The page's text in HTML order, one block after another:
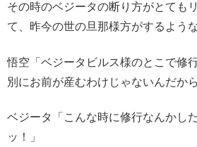
その時のベジータの断り方がとても
て、昨今の世の旦那様方がするよう
悟空「ベジータビルス様のとこで修
別にお前が産むわけじゃないんだから
ベジータ「こんな時に修行なんかし
ッ！」